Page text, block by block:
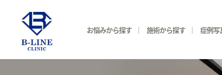
お悩みから探す 施術から探す 症例写